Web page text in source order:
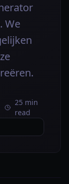
We
25 min
read